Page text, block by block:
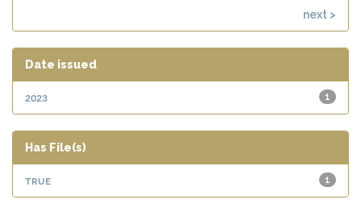
next >
Date issued
1
2023
Has File(s)
1
true